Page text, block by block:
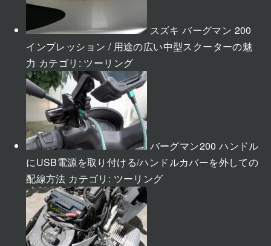
スズキ バーグマン 200
インプレッション / 用途の広い中型スクーターの魅
力 カテゴリ: ツーリング
バーグマン200 ハンドル
にUSB電源を取り付ける/ハンドルカバーを外しての
配線方法 カテゴリ: ツーリング